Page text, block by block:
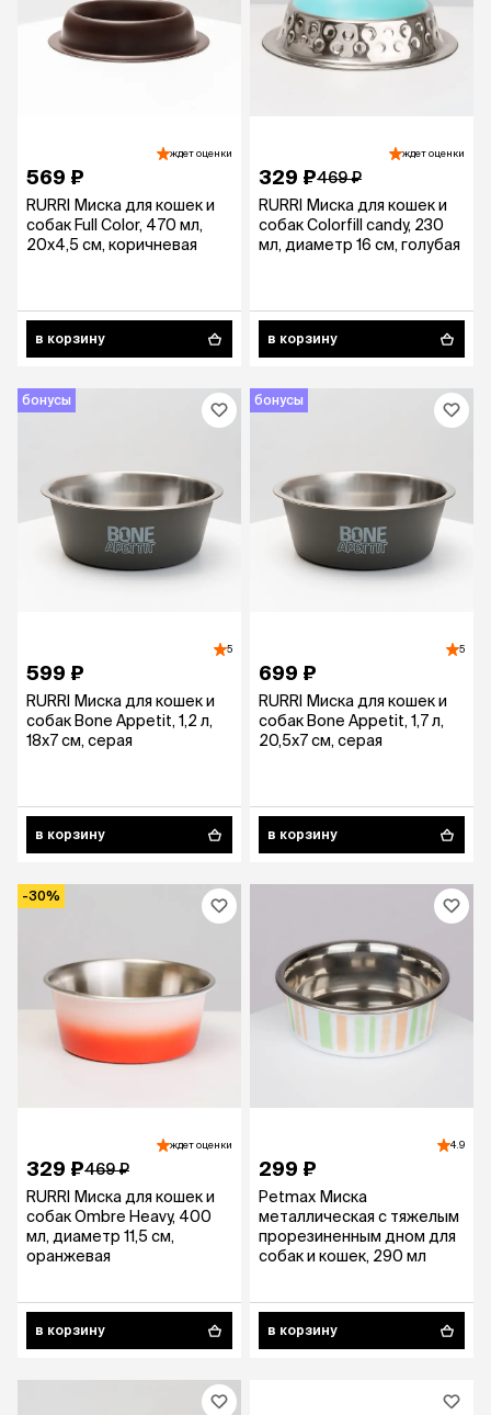
ждет оценки
569 ₽
RURRI Миска для кошек и
собак Full Color, 470 мл,
20х4,5 см, коричневая
в корзину
ждет оценки
329 ₽469 ₽
RURRI Миска для кошек и
собак Colorfill candy, 230
мл, диаметр 16 см, голубая
в корзину
бонусы
5
599 ₽
RURRI Миска для кошек и
собак Bone Appetit, 1,2 л,
18х7 см, серая
в корзину
бонусы
5
699 ₽
RURRI Миска для кошек и
собак Bone Appetit, 1,7 л,
20,5х7 см, серая
в корзину
-30%
ждет оценки
329 ₽469 ₽
RURRI Миска для кошек и
собак Ombre Heavy, 400
мл, диаметр 11,5 см,
оранжевая
в корзину
4.9
299 ₽
Petmax Миска
металлическая с тяжелым
прорезиненным дном для
собак и кошек, 290 мл
в корзину